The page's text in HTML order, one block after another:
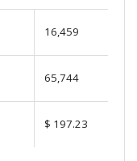
16,459
65,744
$ 197.23